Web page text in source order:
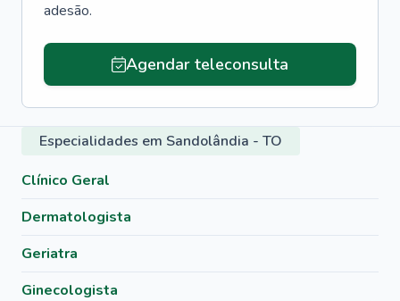
adesão.
Agendar teleconsulta
Especialidades em Sandolândia - TO
Clínico Geral
Dermatologista
Geriatra
Ginecologista